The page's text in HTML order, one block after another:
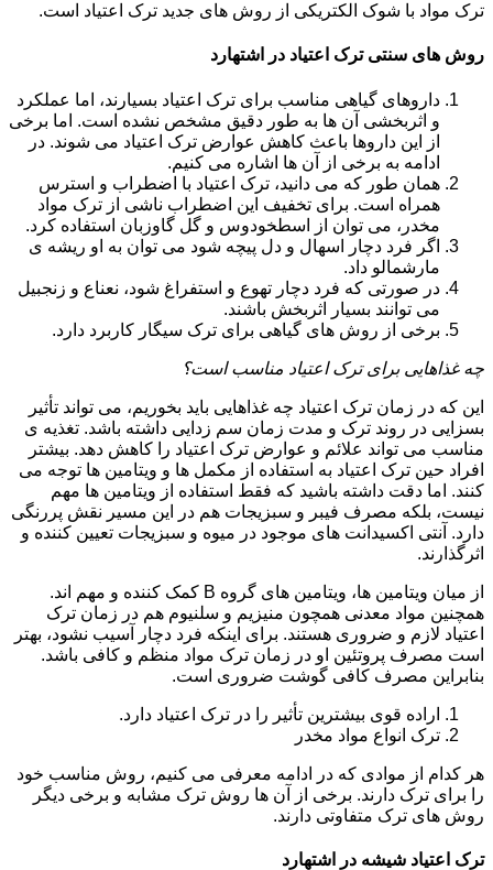
ترک مواد با شوک الکتریکی از روش های جدید ترک اعتیاد است.
روش های سنتی ترک اعتیاد در اشتهارد
داروهای گیاهی مناسب برای ترک اعتیاد بسیارند، اما عملکرد
و اثربخشی آن ها به طور دقیق مشخص نشده است. اما برخی
از این داروها باعث کاهش عوارض ترک اعتیاد می شوند. در
ادامه به برخی از آن ها اشاره می کنیم.
همان طور که می دانید، ترک اعتیاد با اضطراب و استرس
همراه است. برای تخفیف این اضطراب ناشی از ترک مواد
مخدر، می توان از اسطخودوس و گل گاوزبان استفاده کرد.
اگر فرد دچار اسهال و دل پیچه شود می توان به او ریشه ی
مارشمالو داد.
در صورتی که فرد دچار تهوع و استفراغ شود، نعناع و زنجبیل
می توانند بسیار اثربخش باشند.
برخی از روش های گیاهی برای ترک سیگار کاربرد دارد.
چه غذاهایی برای ترک اعتیاد مناسب است؟
این که در زمان ترک اعتیاد چه غذاهایی باید بخوریم، می تواند تأثیر
بسزایی در روند ترک و مدت زمان سم زدایی داشته باشد. تغذیه ی
مناسب می تواند علائم و عوارض ترک اعتیاد را کاهش دهد. بیشتر
افراد حین ترک اعتیاد به استفاده از مکمل ها و ویتامین ها توجه می
کنند. اما دقت داشته باشید که فقط استفاده از ویتامین ها مهم
نیست، بلکه مصرف فیبر و سبزیجات هم در این مسیر نقش پررنگی
دارد. آنتی اکسیدانت های موجود در میوه و سبزیجات تعیین کننده و
اثرگذارند.
از میان ویتامین ها، ویتامین های گروه B کمک کننده و مهم اند.
همچنین مواد معدنی همچون منیزیم و سلنیوم هم در زمان ترک
اعتیاد لازم و ضروری هستند. برای اینکه فرد دچار آسیب نشود، بهتر
است مصرف پروتئین او در زمان ترک مواد منظم و کافی باشد.
بنابراین مصرف کافی گوشت ضروری است.
اراده قوی بیشترین تأثیر را در ترک اعتیاد دارد.
ترک انواع مواد مخدر
هر کدام از موادی که در ادامه معرفی می کنیم، روش مناسب خود
را برای ترک دارند. برخی از آن ها روش ترک مشابه و برخی دیگر
روش های ترک متفاوتی دارند.
ترک اعتیاد شیشه در اشتهارد